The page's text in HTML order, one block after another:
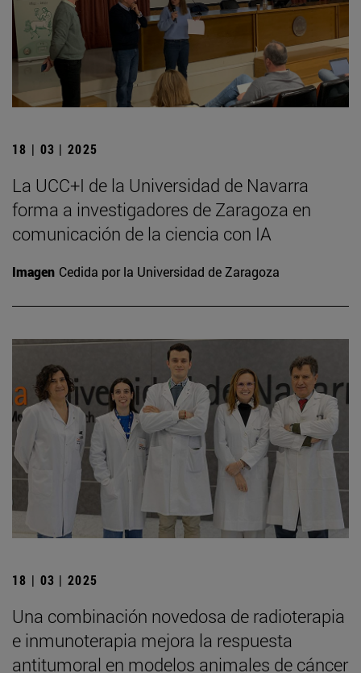
18 | 03 | 2025
La UCC+I de la Universidad de Navarra
forma a investigadores de Zaragoza en
comunicación de la ciencia con IA
Imagen Cedida por la Universidad de Zaragoza
18 | 03 | 2025
Una combinación novedosa de radioterapia
e inmunoterapia mejora la respuesta
antitumoral en modelos animales de cáncer